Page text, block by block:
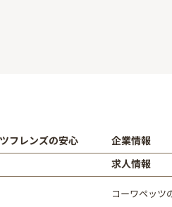
フレンズの安心
企業情報
求人情報
コーワペッツ